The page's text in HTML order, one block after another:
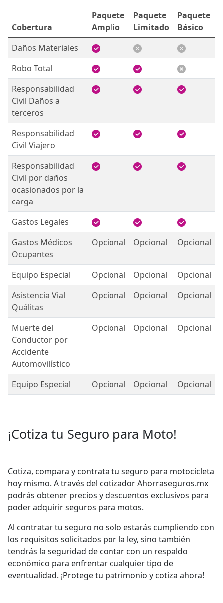
Cobertura
Paquete
Amplio
Paquete
Limitado
Paquete
Básico
Daños Materiales
Robo Total
Responsabilidad
Civil Daños a
terceros
Responsabilidad
Civil Viajero
Responsabilidad
Civil por daños
ocasionados por la
carga
Gastos Legales
Gastos Médicos
Ocupantes
Opcional Opcional Opcional
Equipo Especial Opcional Opcional
Opcional
Asistencia Vial
Quálitas
Opcional Opcional Opcional
Muerte del
Conductor por
Accidente
Automovilístico
Opcional Opcional Opcional
Equipo Especial Opcional Opcional Opcional
¡Cotiza tu Seguro para Moto!
Cotiza, compara y contrata tu seguro para motocicleta
hoy mismo. A través del cotizador Ahorraseguros.mx
podrás obtener precios y descuentos exclusivos para
poder adquirir seguros para motos.
Al contratar tu seguro no solo estarás cumpliendo con
los requisitos solicitados por la ley, sino también
tendrás la seguridad de contar con un respaldo
económico para enfrentar cualquier tipo de
eventualidad. ¡Protege tu patrimonio y cotiza ahora!